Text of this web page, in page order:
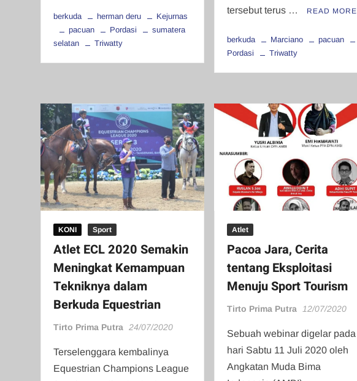
berkuda herman deru
Kejurnas
pacuan
Pordasi
sumatera
selatan
Triwatty
tersebut terus …
READ MORE
berkuda Marciano
pacuan
Pordasi
Triwatty
KONI Sport
Atlet ECL 2020 Semakin
Meningkat Kemampuan
Tekniknya dalam
Berkuda Equestrian
Tirto Prima Putra 24/07/2020
Terselenggara kembalinya
Equestrian Champions League
Atlet
Pacoa Jara, Cerita
tentang Eksploitasi
Menuju Sport Tourism
Tirto Prima Putra 12/07/2020
Sebuah webinar digelar pada
hari Sabtu 11 Juli 2020 oleh
Angkatan Muda Bima